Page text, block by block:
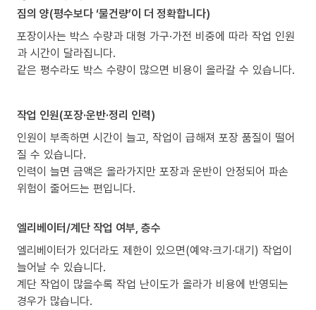
짐의 양(평수보다 ‘물건량’이 더 정확합니다)
포장이사는 박스 수량과 대형 가구·가전 비중에 따라 작업 인원
과 시간이 달라집니다.
같은 평수라도 박스 수량이 많으면 비용이 올라갈 수 있습니다.
작업 인원(포장·운반·정리 인력)
인원이 부족하면 시간이 늘고, 작업이 급해져 포장 품질이 떨어
질 수 있습니다.
인력이 늘면 금액은 올라가지만 포장과 운반이 안정되어 파손
위험이 줄어드는 편입니다.
엘리베이터/계단 작업 여부, 층수
엘리베이터가 있더라도 제한이 있으면(예약·크기·대기) 작업이
늘어날 수 있습니다.
계단 작업이 많을수록 작업 난이도가 올라가 비용에 반영되는
경우가 많습니다.